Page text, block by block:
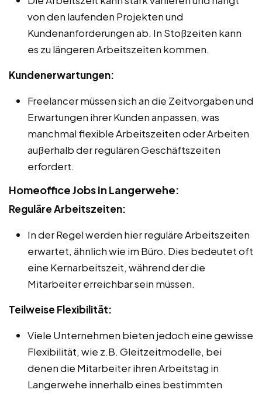
von den laufenden Projekten und
Kundenanforderungen ab. In Stoßzeiten kann
es zu längeren Arbeitszeiten kommen.
Kundenerwartungen:
Freelancer müssen sich an die Zeitvorgaben und
Erwartungen ihrer Kunden anpassen, was
manchmal flexible Arbeitszeiten oder Arbeiten
außerhalb der regulären Geschäftszeiten
erfordert.
Homeoffice Jobs in Langerwehe:
Reguläre Arbeitszeiten:
In der Regel werden hier reguläre Arbeitszeiten
erwartet, ähnlich wie im Büro. Dies bedeutet oft
eine Kernarbeitszeit, während der die
Mitarbeiter erreichbar sein müssen.
Teilweise Flexibilität:
Viele Unternehmen bieten jedoch eine gewisse
Flexibilität, wie z.B. Gleitzeitmodelle, bei
denen die Mitarbeiter ihren Arbeitstag in
Langerwehe innerhalb eines bestimmten